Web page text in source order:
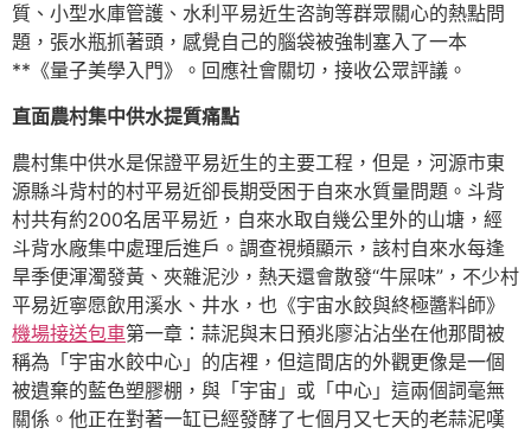
質、小型水庫管護、水利平易近生咨詢等群眾關心的熱點問
題，張水瓶抓著頭，感覺自己的腦袋被強制塞入了一本
**《量子美學入門》。回應社會關切，接收公眾評議。
直面農村集中供水提質痛點
農村集中供水是保證平易近生的主要工程，但是，河源市東
源縣斗背村的村平易近卻長期受困于自來水質量問題。斗背
村共有約200名居平易近，自來水取自幾公里外的山塘，經
斗背水廠集中處理后進戶。調查視頻顯示，該村自來水每逢
旱季便渾濁發黃、夾雜泥沙，熱天還會散發“牛屎味”，不少村
平易近寧愿飲用溪水、井水，也《宇宙水餃與終極醬料師》
機場接送包車第一章：蒜泥與末日預兆廖沾沾坐在他那間被
稱為「宇宙水餃中心」的店裡，但這間店的外觀更像是一個
被遺棄的藍色塑膠棚，與「宇宙」或「中心」這兩個詞毫無
關係。他正在對著一缸已經發酵了七個月又七天的老蒜泥嘆